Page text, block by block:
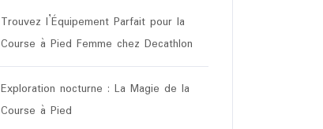
Trouvez l’Équipement Parfait pour la
Course à Pied Femme chez Decathlon
Exploration nocturne : La Magie de la
Course à Pied